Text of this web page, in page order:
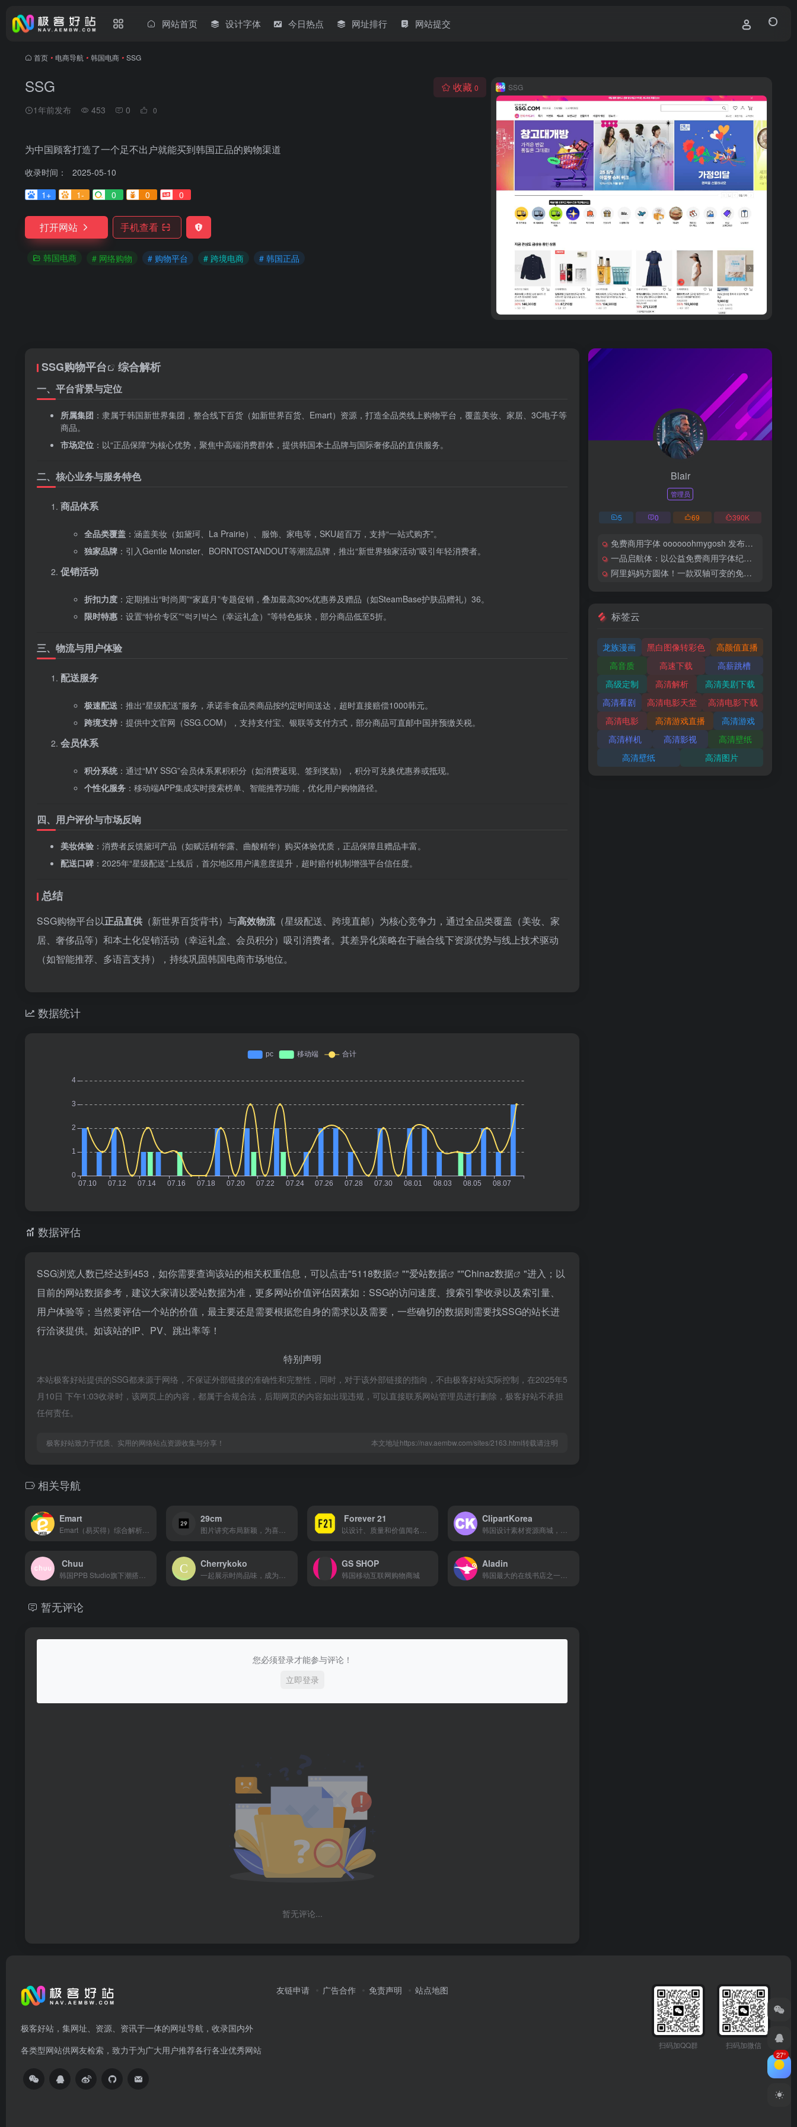
网站首页 设计字体 今日热点 网址排行 网站提交
首页 • 电商导航 • 韩国电商 • SSG
SSG
1年前发布 453 0 0
收藏 0
为中国顾客打造了一个足不出户就能买到韩国正品的购物渠道
收录时间：
2025-05-10
1+
1- 0 0 0
打开网站 手机查看
韩国电商 # 网络购物 # 购物平台 # 跨境电商 # 韩国正品
SSG
SSG购物平台 综合解析
一、平台背景与定位
所属集团 ‌：隶属于韩国新世界集团，整合线下百货（如新世界百货、Emart）资源，打造全品类线上购物平台，覆盖美妆、家居、3C电子等
商品。
市场定位 ‌：以“正品保障”为核心优势，聚焦中高端消费群体，提供韩国本土品牌与国际奢侈品的直供服务。
二、核心业务与服务特色
商品体系
全品类覆盖 ‌：涵盖美妆（如黛珂、La Prairie）、服饰、家电等，SKU超百万，支持“一站式购齐”。
独家品牌 ‌：引入Gentle Monster、BORNTOSTANDOUT等潮流品牌，推出“新世界独家活动”吸引年轻消费者。
促销活动
折扣力度 ‌：定期推出“时尚周”“家庭月”专题促销，叠加最高30%优惠券及赠品（如SteamBase护肤品赠礼） 36。
限时特惠 ‌：设置“特价专区”“럭키박스（幸运礼盒）”等特色板块，部分商品低至5折。
三、物流与用户体验
配送服务
极速配送 ‌：推出“星级配送”服务，承诺非食品类商品按约定时间送达，超时直接赔偿1000韩元。
跨境支持 ‌：提供中文官网（SSG.COM），支持支付宝、银联等支付方式，部分商品可直邮中国并预缴关税。
会员体系
积分系统‌：通过“MY SSG”会员体系累积积分（如消费返现、签到奖励），积分可兑换优惠券或抵现。
个性化服务 ‌：移动端APP集成实时搜索榜单、智能推荐功能，优化用户购物路径。
四、用户评价与市场反响
美妆体验 ‌：消费者反馈黛珂产品（如赋活精华露、曲酸精华）购买体验优质，正品保障且赠品丰富。
配送口碑 ‌：2025年“星级配送”上线后，首尔地区用户满意度提升，超时赔付机制增强平台信任度。
总结
SSG购物平台以‌正品直供 ‌（新世界百货背书）与‌高效物流‌（星级配送、跨境直邮）为核心竞争力，通过全品类覆盖（美妆、家
居、奢侈品等）和本土化促销活动（幸运礼盒、会员积分）吸引消费者。其差异化策略在于融合线下资源优势与线上技术驱动
（如智能推荐、多语言支持），持续巩固韩国电商市场地位。
数据统计
数据评估
SSG浏览人数已经达到453，如你需要查询该站的相关权重信息，可以点击"5118数据 ""爱站数据 ""Chinaz数据
"进入；以
目前的网站数据参考，建议大家请以爱站数据为准，更多网站价值评估因素如：SSG的访问速度、搜索引擎收录以及索引量、
用户体验等；当然要评估一个站的价值，最主要还是需要根据您自身的需求以及需要，一些确切的数据则需要找SSG的站长进
行洽谈提供。如该站的IP、PV、跳出率等！
特别声明
本站极客好站提供的SSG都来源于网络，不保证外部链接的准确性和完整性，同时，对于该外部链接的指向，不由极客好站实际控制，在2025年5
月10日 下午1:03收录时，该网页上的内容，都属于合规合法，后期网页的内容如出现违规，可以直接联系网站管理员进行删除，极客好站不承担
任何责任。
极客好站致力于优质、实用的网络站点资源收集与分享！ 本文地址https://nav.aembw.com/sites/2163.html转载请注明
相关导航
Emart 29cm Forever 21 ClipartKorea
Chuu Cherrykoko GS SHOP
韩国移动互联网购物商城
Aladin
暂无评论
您必须登录才能参与评论！
立即登录
暂无评论...
Blair
管理员
5 0 69 390K
免费商用字体 oooooohmygosh 发布首款得意黑中文字体下载
一品启航体：以公益免费商用字体纪念一品威客上市里程碑
阿里妈妈方圆体！一款双轴可变的免费商用中文字体
标签云
龙族漫画 黑白图像转彩色
高颜值直播
高音质
高速下载
高薪跳槽
高级定制
高清解析
高清美剧下载
高清看剧
高清电影天堂
高清电影下载
高清电影
高清游戏直播
高清游戏
高清样机
高清影视
高清壁纸
高清壁纸
高清图片
极客好站，集网址、资源、资讯于一体的网址导航，收录国内外
各类型网站供网友检索，致力于为广大用户推荐各行各业优秀网站
友链申请 广告合作 免责声明 站点地图
扫码加QQ群 扫码加微信
27°